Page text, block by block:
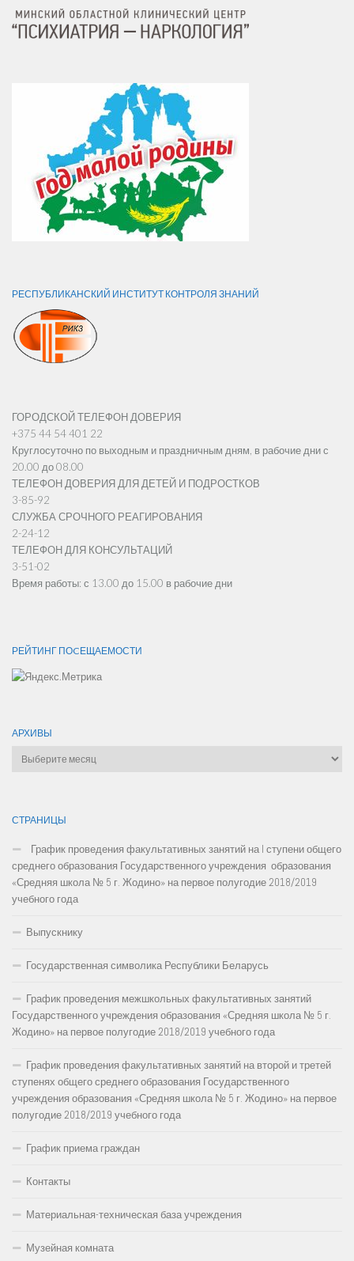
РЕСПУБЛИКАНСКИЙ ИНСТИТУТ КОНТРОЛЯ ЗНАНИЙ
ГОРОДСКОЙ ТЕЛЕФОН ДОВЕРИЯ
+375 44 54 401 22
Круглосуточно по выходным и праздничным дням, в рабочие дни с
20.00 до 08.00
ТЕЛЕФОН ДОВЕРИЯ ДЛЯ ДЕТЕЙ И ПОДРОСТКОВ
3-85-92
СЛУЖБА СРОЧНОГО РЕАГИРОВАНИЯ
2-24-12
ТЕЛЕФОН ДЛЯ КОНСУЛЬТАЦИЙ
3-51-02
Время работы: с 13.00 до 15.00 в рабочие дни
РЕЙТИНГ ПОCЕЩАЕМОСТИ
АРХИВЫ
Архивы
СТРАНИЦЫ
График проведения факультативных занятий на I ступени общего
среднего образования Государственного учреждения образования
«Средняя школа № 5 г. Жодино» на первое полугодие 2018/2019
учебного года
Выпускнику
Государственная символика Республики Беларусь
График проведения межшкольных факультативных занятий
Государственного учреждения образования «Средняя школа № 5 г.
Жодино» на первое полугодие 2018/2019 учебного года
График проведения факультативных занятий на второй и третей
ступенях общего среднего образования Государственного
учреждения образования «Средняя школа № 5 г. Жодино» на первое
полугодие 2018/2019 учебного года
График приема граждан
Контакты
Материальная-техническая база учреждения
Музейная комната